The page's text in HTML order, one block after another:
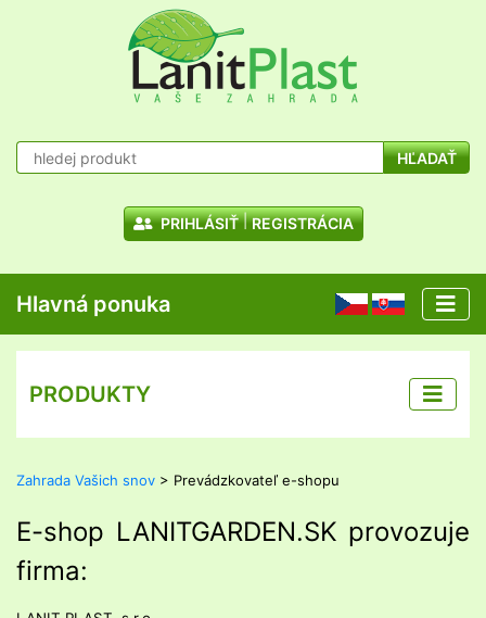
HĽADAŤ
PRIHLÁSIŤ REGISTRÁCIA
Hlavná ponuka CZ SK
PRODUKTY
Zahrada Vašich snov > Prevádzkovateľ e-shopu
E-shop LANITGARDEN.SK provozuje
firma: